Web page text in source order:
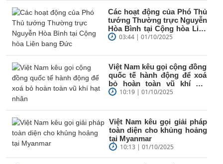
Các hoạt động của Phó Thủ
tướng Thường trực Nguyễn
Hòa Bình tại Cộng hòa Liên
bang Đức
03:44 | 01/10/2025
Việt Nam kêu gọi cộng đồng
quốc tế hành động để xoá
bỏ hoàn toàn vũ khí hạt
nhân10:19 | 01/10/2025
Việt Nam kêu gọi giải pháp
toàn diện cho khủng hoảng
tại Myanmar
10:13 | 01/10/2025